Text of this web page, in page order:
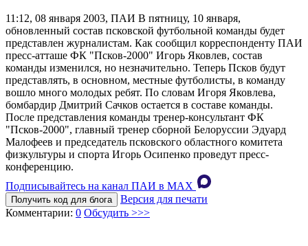
11:12, 08 января 2003, ПАИ В пятницу, 10 января,
обновленный состав псковской футбольной команды будет
представлен журналистам. Как сообщил корреспонденту ПАИ
пресс-атташе ФК "Псков-2000" Игорь Яковлев, состав
команды изменился, но незначительно. Теперь Псков будут
представлять, в основном, местные футболисты, в команду
вошло много молодых ребят. По словам Игоря Яковлева,
бомбардир Дмитрий Сачков остается в составе команды.
После представления команды тренер-консультант ФК
"Псков-2000", главный тренер сборной Белоруссии Эдуард
Малофеев и председатель псковского областного комитета
физкультуры и спорта Игорь Осипенко проведут пресс-
конференцию.
Подписывайтесь на канал ПАИ в MAХ
Получить код для блога
Версия для печати
Комментарии: 0 Обсудить >>>